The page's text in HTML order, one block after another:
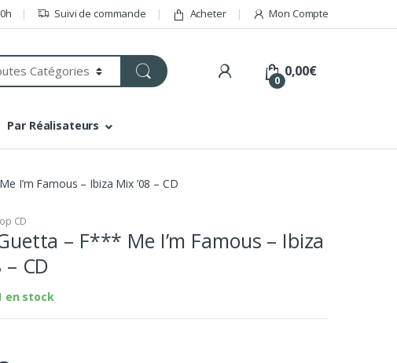
Suivi de commande Acheter Mon Compte
0
0,00€
Par Réalisateurs
I’m Famous – Ibiza Mix ’08 – CD
CD
– F*** Me I’m Famous – Ibiza
– CD
en stock